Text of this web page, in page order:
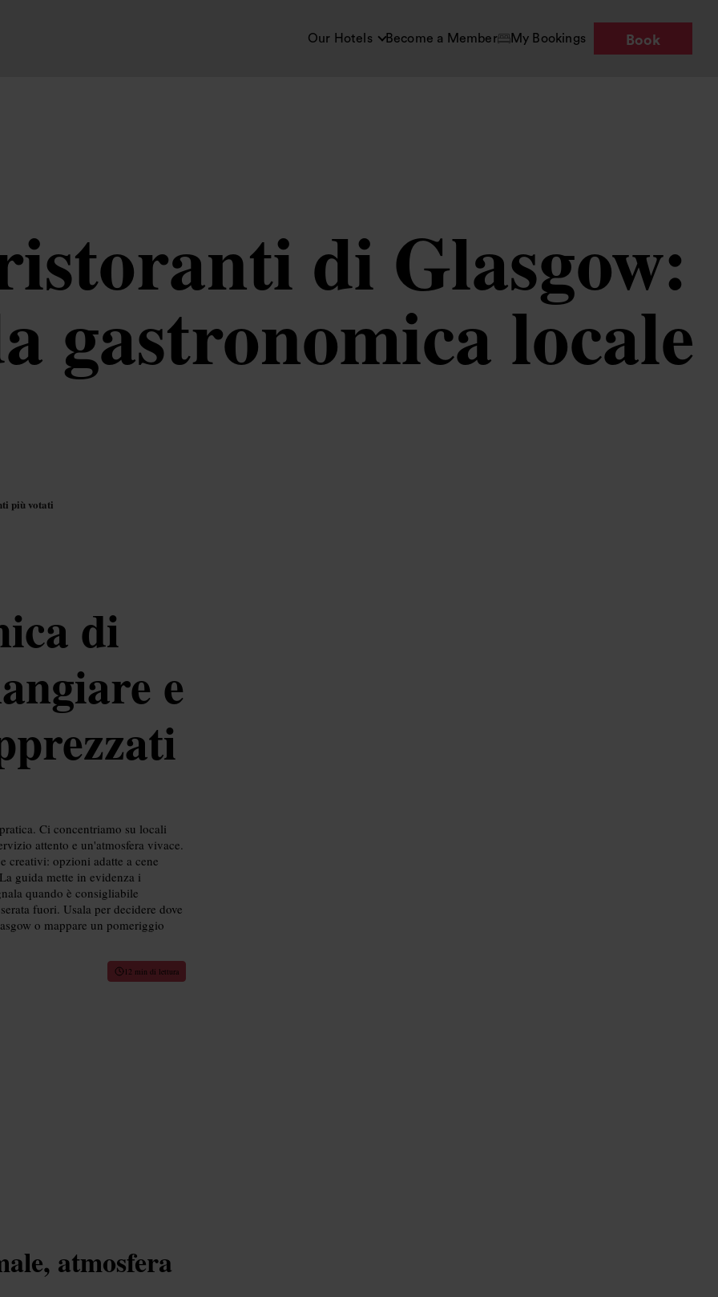
Our Hotels Become a Member My Bookings Book
di Glasgow:
gastronomica locale
più votati
di
e
Ci concentriamo su locali
attento e un'atmosfera vivace.
creativi: opzioni adatte a cene
guida mette in evidenza i
quando è consigliabile
fuori. Usala per decidere dove
o mappare un pomeriggio
12 min di lettura
atmosfera